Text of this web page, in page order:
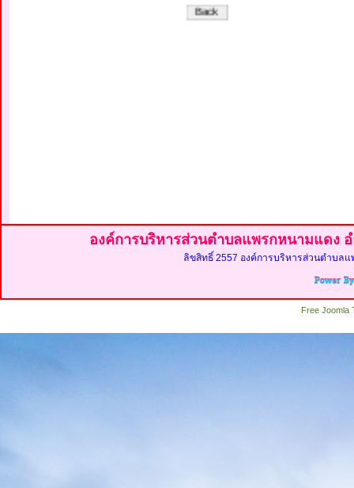
องค์การบริหารส่วนตำบลแพรกหนามแดง
ลิขสิทธิ์ 2557 องค์การบริหารส่วนตำบล
Free Joomla